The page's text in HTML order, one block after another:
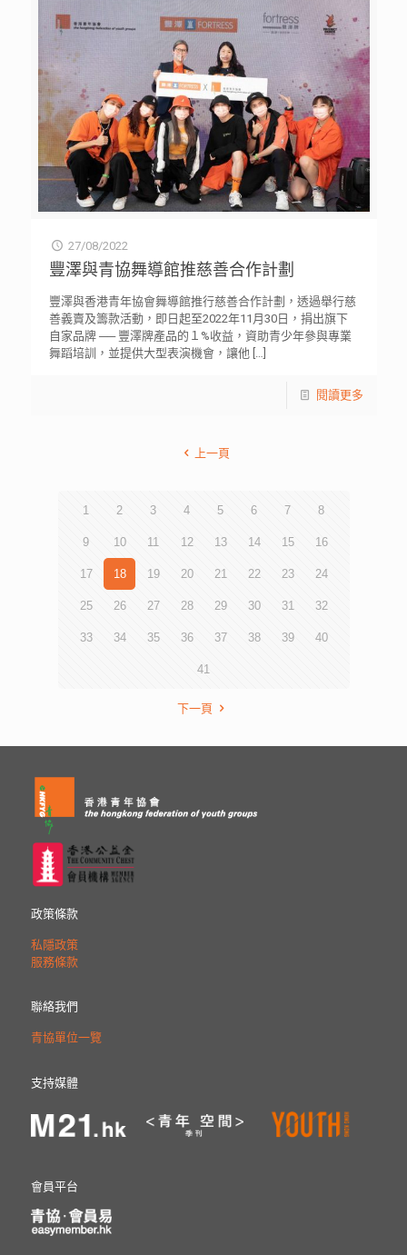
27/08/2022
豐澤與青協舞導館推慈善合作計劃
豐澤與香港青年協會舞導館推行慈善合作計劃，透過舉行慈
善義賣及籌款活動，即日起至2022年11月30日，捐出旗下
自家品牌 ── 豐澤牌產品的１%收益，資助青少年參與專業
舞蹈培訓，並提供大型表演機會，讓他[…]
閱讀更多
上一頁
1 2 3 4 5 6 7 8
9 10 11 12 13 14 15 16
17 18 19 20 21 22 23 24
25 26 27 28 29 30 31 32
33 34 35 36 37 38 39 40
41
下一頁
政策條款
私隱政策
服務條款
聯絡我們
青協單位一覽
支持媒體
會員平台